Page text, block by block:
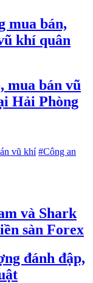
mua bán,
khí quân
mua bán vũ
Hải Phòng
vũ khí #Công an
và Shark
sàn Forex
đánh đập,